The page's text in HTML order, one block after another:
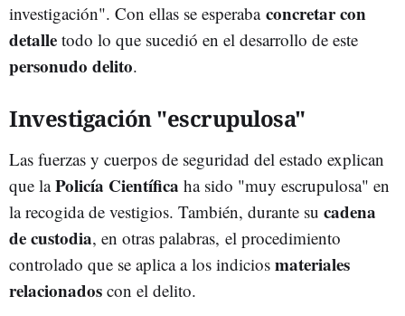
investigación". Con ellas se esperaba concretar con
detalle todo lo que sucedió en el desarrollo de este
personudo delito.
Investigación "escrupulosa"
Las fuerzas y cuerpos de seguridad del estado explican
que laPolicía Científica ha sido "muy escrupulosa" en
la recogida de vestigios. También, durante su cadena
de custodia, en otras palabras, el procedimiento
controlado que se aplica a los indicios materiales
relacionados con el delito.